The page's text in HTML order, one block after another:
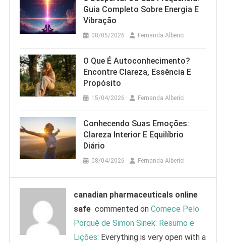
Guia Completo Sobre Energia E
Vibração
08/05/2026 Fernanda Alberici
O Que É Autoconhecimento?
Encontre Clareza, Essência E
Propósito
15/04/2026 Fernanda Alberici
Conhecendo Suas Emoções:
Clareza Interior E Equilíbrio
Diário
08/04/2026 Fernanda Alberici
canadian pharmaceuticals online
safe commented onComece Pelo
Porquê de Simon Sinek: Resumo e
Lições: Everything is very open with a